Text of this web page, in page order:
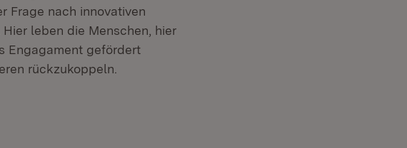
Frage nach innovativen
leben die Menschen, hier
Engagament gefördert
rückzukoppeln.